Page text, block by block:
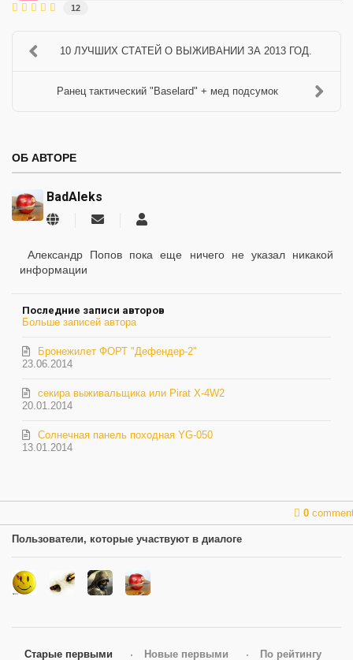
12
10 ЛУЧШИХ СТАТЕЙ О ВЫЖИВАНИИ ЗА 2013 ГОД.
Ранец тактический "Baselard" + мед подсумок
ОБ АВТОРЕ
BadAleks
Подписаться
автора
Александр Попов пока еще ничего не указал никакой
информации
Последние записи авторов
Больше записей автора
23.06.2014
Бронежилет ФОРТ "Дефендер-2"
20.01.2014
секира выживальщика или Pirat X-4W2
13.01.2014
Солнечная панель походная YG-050
0
Пользователи, которые участвуют в диалоге
Старые первыми Новые первыми По рейтингу